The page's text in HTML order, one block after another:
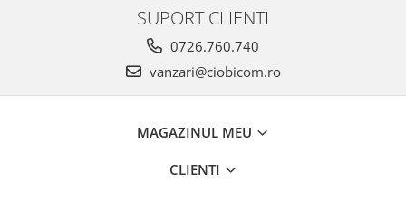
SUPORT CLIENTI
0726.760.740
vanzari@ciobicom.ro
MAGAZINUL MEU
CLIENTI